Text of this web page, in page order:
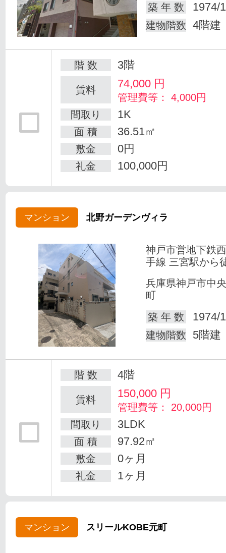
築 年 数
1974/
建物階数 4階建
階 数 3階
賃料 74,000 円
管理費等： 4,000円
間取り
1K
面 積 36.51㎡
敷金 0円
礼金 100,000円
マンション 北野ガーデンヴィラ
神戸市営地下鉄
手線 三宮駅から
兵庫県神戸市中
町
築 年 数
1974/
建物階数 5階建
階 数 4階
賃料 150,000 円
管理費等： 20,000円
間取り
3LDK
面 積 97.92㎡
敷金 0ヶ月
礼金 1ヶ月
マンション スリールKOBE元町